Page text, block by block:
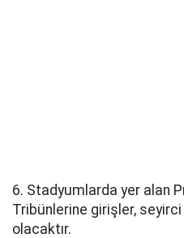
6. Stadyumlarda yer alan
Tribünlerine girişler,
olacaktır.